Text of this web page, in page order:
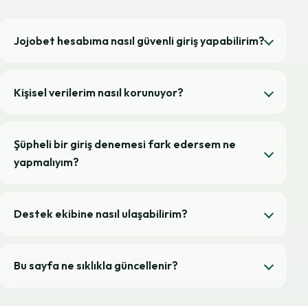
Jojobet hesabıma nasıl güvenli giriş yapabilirim?
Kişisel verilerim nasıl korunuyor?
Şüpheli bir giriş denemesi fark edersem ne
yapmalıyım?
Destek ekibine nasıl ulaşabilirim?
Bu sayfa ne sıklıkla güncellenir?